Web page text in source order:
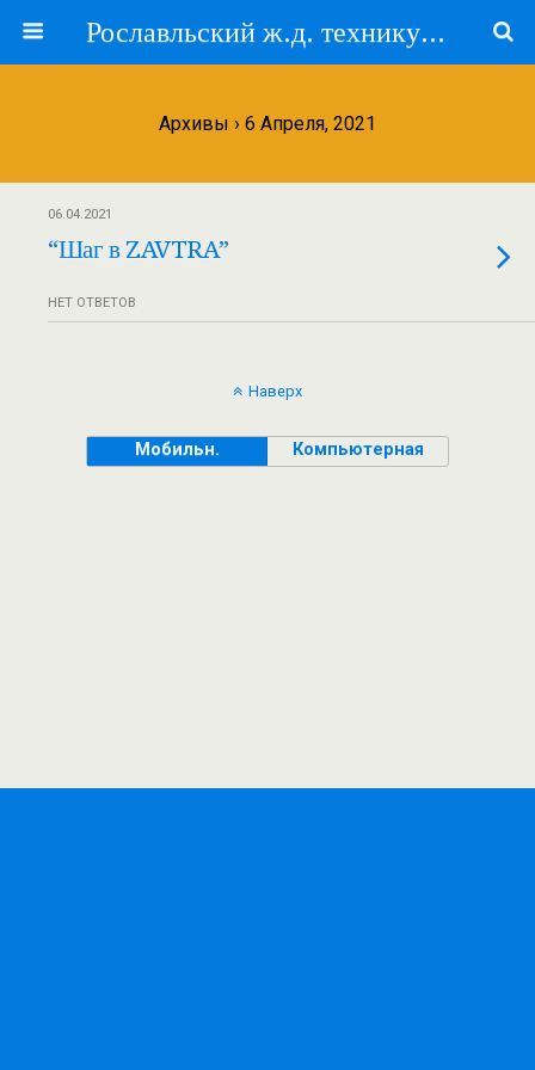
Рославльский ж.д. техникум — филиал ПГУПС
Архивы › 6 Апреля, 2021
06.04.2021
“Шаг в ZAVTRA”
НЕТ ОТВЕТОВ
Наверх
Мобильн. Компьютерная